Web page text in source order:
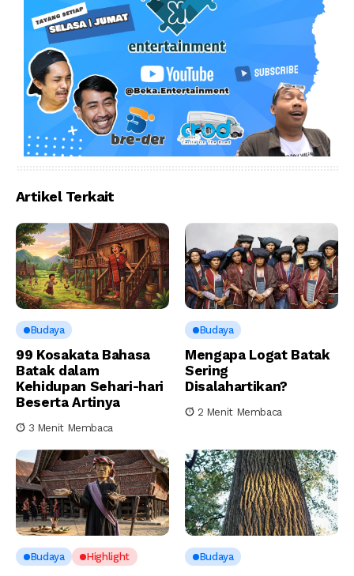
Artikel Terkait
Budaya
99 Kosakata Bahasa
Batak dalam
Kehidupan Sehari-hari
Beserta Artinya
3 Menit Membaca
Budaya
Mengapa Logat Batak
Sering
Disalahartikan?
2 Menit Membaca
Budaya Highlight Budaya